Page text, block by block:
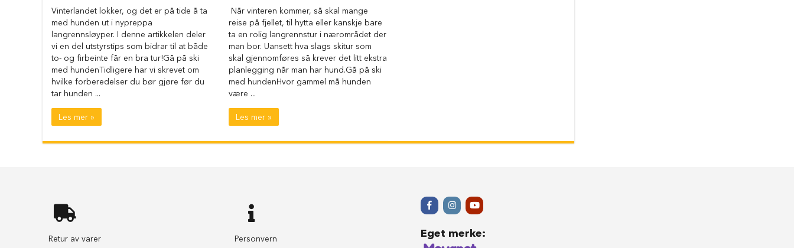
Hundebånd
Klassiske
hundebånd
Elastiske
Stållenke
håndgrep
Hundeseler
Hundehalsbånd
Flexibånd
Vinterlandet lokker, og det er på tide å ta
med hunden ut i nypreppa
langrennsløyper. I denne artikkelen deler
vi en del utstyrstips som bidrar til at både
to- og firbeinte får en bra tur!Gå på ski
med hundenTidligere har vi skrevet om
hvilke forberedelser du bør gjøre før du
tar hunden ...
Les mer »
Når vinteren kommer, så skal mange
reise på fjellet, til hytta eller kanskje bare
ta en rolig langrennstur i nærområdet der
man bor. Uansett hva slags skitur som
skal gjennomføres så krever det litt ekstra
planlegging når man har hund.Gå på ski
med hundenHvor gammel må hunden
være ...
Les mer »
Retur av varer Personvern Eget merke: